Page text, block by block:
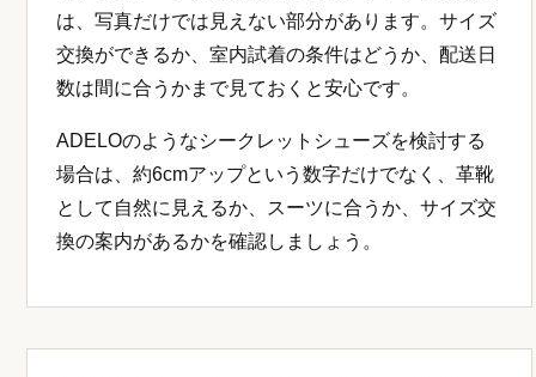
は、写真だけでは見えない部分があります。サイズ
交換ができるか、室内試着の条件はどうか、配送日
数は間に合うかまで見ておくと安心です。
ADELOのようなシークレットシューズを検討する
場合は、約6cmアップという数字だけでなく、革靴
として自然に見えるか、スーツに合うか、サイズ交
換の案内があるかを確認しましょう。